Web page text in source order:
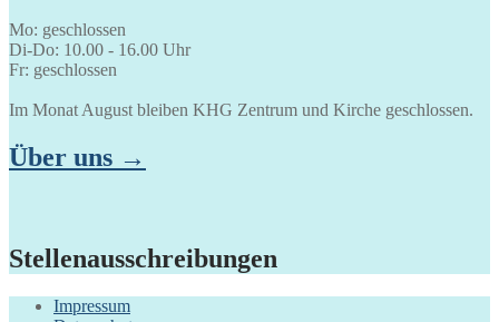
Mo: geschlossen
Di-Do: 10.00 - 16.00 Uhr
Fr: geschlossen
Im Monat August bleiben KHG Zentrum und Kirche geschlossen.
Über uns →
Stellenausschreibungen
Impressum